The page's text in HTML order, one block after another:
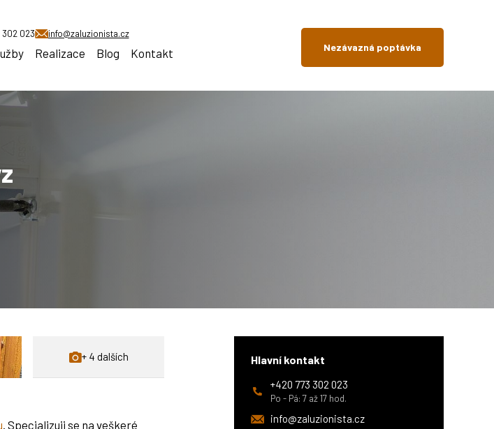
302 023 info@zaluzionista.cz
Realizace Blog Kontakt Nezávazná poptávka
+ 4 dalších
. Specializuji se na veškeré
Hlavní kontakt
+420 773 302 023
Po - Pá: 7 až 17 hod.
info@zaluzionista.cz